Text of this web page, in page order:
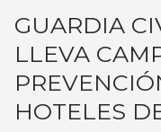
GUARDIA
LLEVA
HOTELES